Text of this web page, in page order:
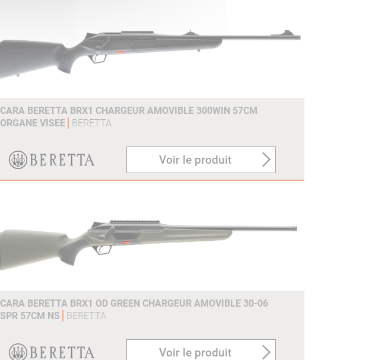
CARA BERETTA BRX1 CHARGEUR AMOVIBLE 300WIN 57CM
ORGANE VISEE
BERETTA
Voir le produit
CARA BERETTA BRX1 OD GREEN CHARGEUR AMOVIBLE 30-06
SPR 57CM NS
BERETTA
Voir le produit